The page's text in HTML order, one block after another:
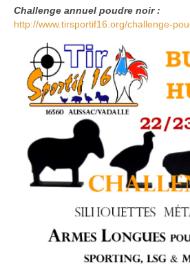
Challenge annuel poudre noir :
http://www.tirsportif16.org/challenge-